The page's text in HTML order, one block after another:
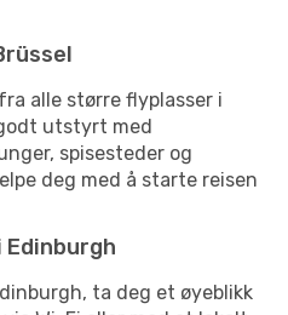
alle større flyplasser i
utstyrt med
spisesteder og
deg med å starte reisen
Edinburgh
ta deg et øyeblikk